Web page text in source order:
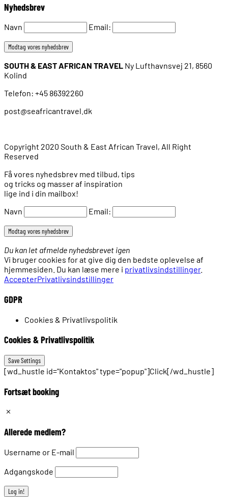
Nyhedsbrev
Navn Email:
SOUTH & EAST AFRICAN TRAVEL Ny Lufthavnsvej 21, 8560
Kolind
Telefon: +45 86392260
post@seafricantravel.dk
Copyright 2020 South & East African Travel, All Right
Reserved
Få vores nyhedsbrev med tilbud, tips
og tricks og masser af inspiration
lige ind i din mailbox!
Navn
Email:
Du kan let afmelde nyhedsbrevet igen
Vi bruger cookies for at give dig den bedste oplevelse af
hjemmesiden. Du kan læse mere i privatlivsindstillinger.
AccepterPrivatlivsindstillinger
GDPR
Cookies & Privatlivspolitik
Cookies & Privatlivspolitik
[wd_hustle id="Kontaktos" type="popup"]Click[/wd_hustle]
Fortsæt booking
Allerede medlem?
Username or E-mail
Adgangskode